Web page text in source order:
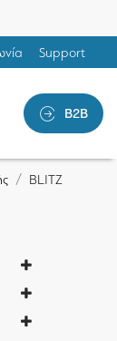
Support
B2B
BLITZ